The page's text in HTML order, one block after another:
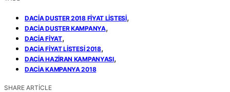
DACIA DUSTER 2018 FIYAT LISTESI,
DACIA DUSTER KAMPANYA,
DACIA FIYAT,
DACIA FIYAT LISTESI 2018,
DACIA HAZIRAN KAMPANYASI,
DACIA KAMPANYA 2018
SHARE ARTICLE